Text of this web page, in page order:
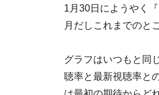
1月30日にようやく
月だしこれまでのと
グラフはいつもと同
聴率と最新視聴率と